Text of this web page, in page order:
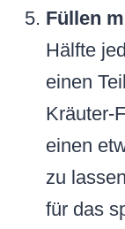
Füllen
Hälfte
einen
Kräuter-
einen
zu
für das